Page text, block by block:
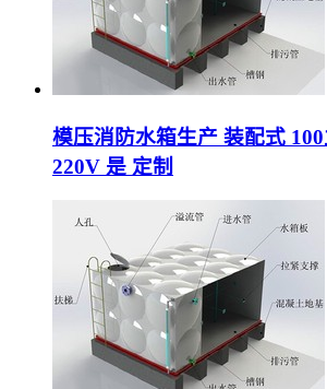
模压消防水箱生产 装配式
220V 是 定制